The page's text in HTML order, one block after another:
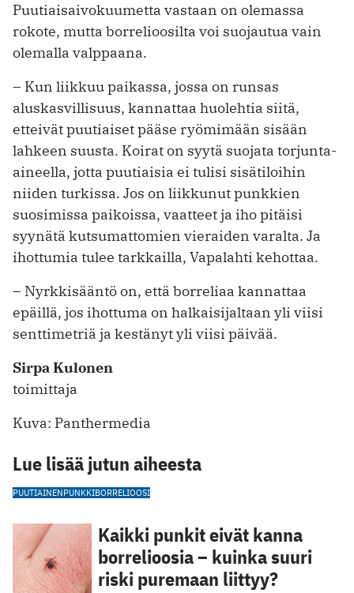
Puutiaisaivokuumetta vastaan on olemassa
rokote, mutta borrelioosilta voi suojautua vain
olemalla valppaana.
– Kun liikkuu paikassa, jossa on runsas
aluskasvillisuus, kannattaa huolehtia siitä,
etteivät puutiaiset pääse ryömimään sisään
lahkeen suusta. Koirat on syytä suojata torjunta-
aineella, jotta puutiaisia ei tulisi sisätiloihin
niiden turkissa. Jos on liikkunut punkkien
suosimissa paikoissa, vaatteet ja iho pitäisi
syynätä kutsumattomien vieraiden varalta. Ja
ihottumia tulee tarkkailla, Vapalahti kehottaa.
– Nyrkkisääntö on, että borreliaa kannattaa
epäillä, jos ihottuma on halkaisijaltaan yli viisi
senttimetriä ja kestänyt yli viisi päivää.
Sirpa Kulonen
toimittaja
Kuva: Panthermedia
Lue lisää jutun aiheesta
PUUTIAINENPUNKKIBORRELIOOSI
Kaikki punkit eivät kanna
borrelioosia – kuinka suuri
riski puremaan liittyy?